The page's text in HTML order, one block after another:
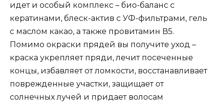
идет и особый комплекс – био-баланс с
кератинами, блеск-актив с УФ-фильтрами, гель
с маслом какао, а также провитамин В5.
Помимо окраски прядей вы получите уход –
краска укрепляет пряди, лечит посеченные
концы, избавляет от ломкости, восстанавливает
поврежденные участки, защищает от
солнечных лучей и придает волосам